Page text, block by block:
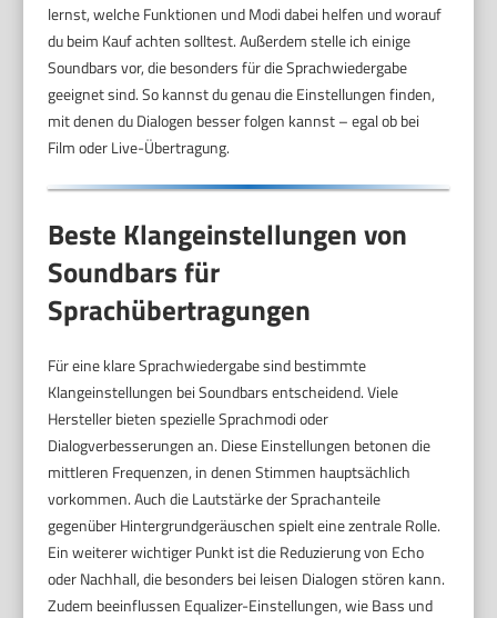
lernst, welche Funktionen und Modi dabei helfen und worauf
du beim Kauf achten solltest. Außerdem stelle ich einige
Soundbars vor, die besonders für die Sprachwiedergabe
geeignet sind. So kannst du genau die Einstellungen finden,
mit denen du Dialogen besser folgen kannst – egal ob bei
Film oder Live-Übertragung.
Beste Klangeinstellungen von
Soundbars für
Sprachübertragungen
Für eine klare Sprachwiedergabe sind bestimmte
Klangeinstellungen bei Soundbars entscheidend. Viele
Hersteller bieten spezielle Sprachmodi oder
Dialogverbesserungen an. Diese Einstellungen betonen die
mittleren Frequenzen, in denen Stimmen hauptsächlich
vorkommen. Auch die Lautstärke der Sprachanteile
gegenüber Hintergrundgeräuschen spielt eine zentrale Rolle.
Ein weiterer wichtiger Punkt ist die Reduzierung von Echo
oder Nachhall, die besonders bei leisen Dialogen stören kann.
Zudem beeinflussen Equalizer-Einstellungen, wie Bass und